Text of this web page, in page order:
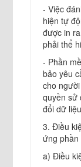
- Việc
hiện tự
được in
phải thể
- Phần
bảo yêu
cho
quyền sử
đổi dữ
3. Điều
ứng
a) Điều